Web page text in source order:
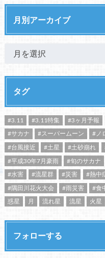
月別アーカイブ
タグ
#3.11 #3.11特集 #3ヶ月予報
#サカナ
#スーパームーン #ノ
#台風接近
#土星 #土砂崩れ
#平成30年7月豪雨
#旬のサカナ
#水害
#流星群 #災害 #熱中
#隅田川花火大会
#雨災害 #食
惑星
月 流れ星 流星 火星
フォローする